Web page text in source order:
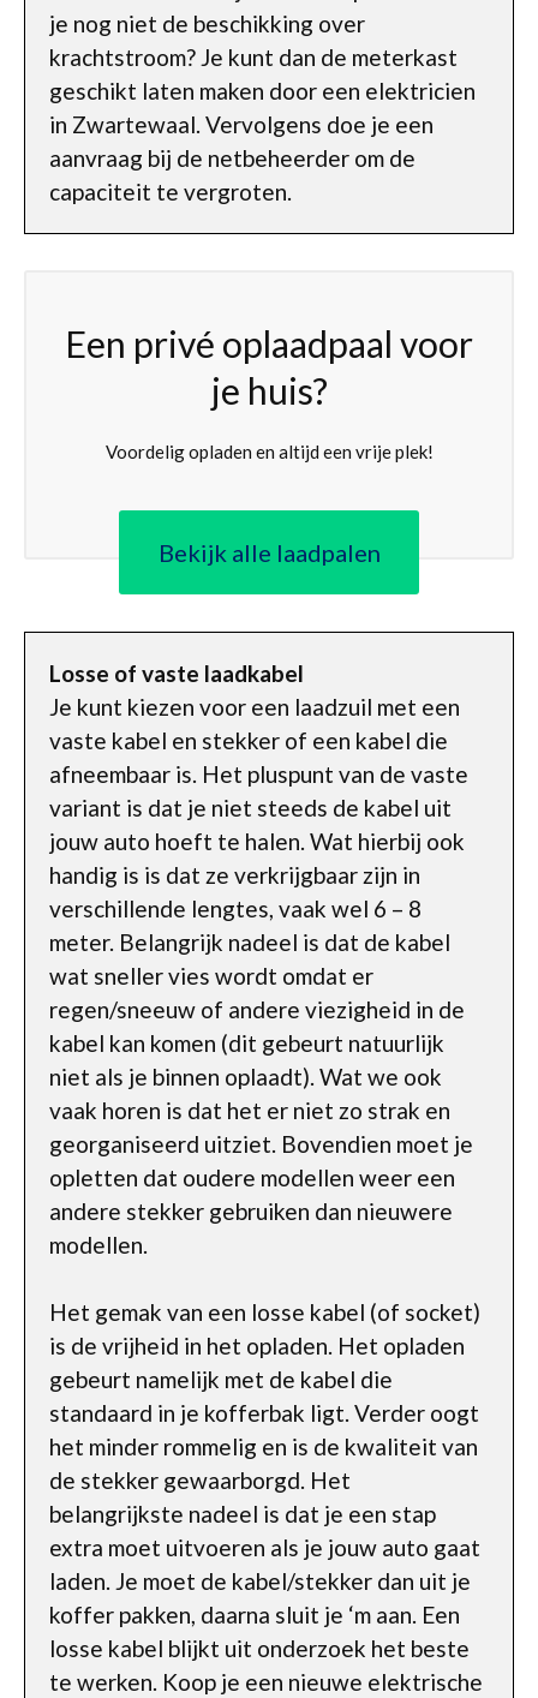
je nog niet de beschikking over
krachtstroom? Je kunt dan de meterkast
geschikt laten maken door een elektricien
in Zwartewaal. Vervolgens doe je een
aanvraag bij de netbeheerder om de
capaciteit te vergroten.
Een privé oplaadpaal voor
je huis?
Voordelig opladen en altijd een vrije plek!
Bekijk alle laadpalen
Losse of vaste laadkabel
Je kunt kiezen voor een laadzuil met een
vaste kabel en stekker of een kabel die
afneembaar is. Het pluspunt van de vaste
variant is dat je niet steeds de kabel uit
jouw auto hoeft te halen. Wat hierbij ook
handig is is dat ze verkrijgbaar zijn in
verschillende lengtes, vaak wel 6 – 8
meter. Belangrijk nadeel is dat de kabel
wat sneller vies wordt omdat er
regen/sneeuw of andere viezigheid in de
kabel kan komen (dit gebeurt natuurlijk
niet als je binnen oplaadt). Wat we ook
vaak horen is dat het er niet zo strak en
georganiseerd uitziet. Bovendien moet je
opletten dat oudere modellen weer een
andere stekker gebruiken dan nieuwere
modellen.
Het gemak van een losse kabel (of socket)
is de vrijheid in het opladen. Het opladen
gebeurt namelijk met de kabel die
standaard in je kofferbak ligt. Verder oogt
het minder rommelig en is de kwaliteit van
de stekker gewaarborgd. Het
belangrijkste nadeel is dat je een stap
extra moet uitvoeren als je jouw auto gaat
laden. Je moet de kabel/stekker dan uit je
koffer pakken, daarna sluit je ‘m aan. Een
losse kabel blijkt uit onderzoek het beste
te werken. Koop je een nieuwe elektrische